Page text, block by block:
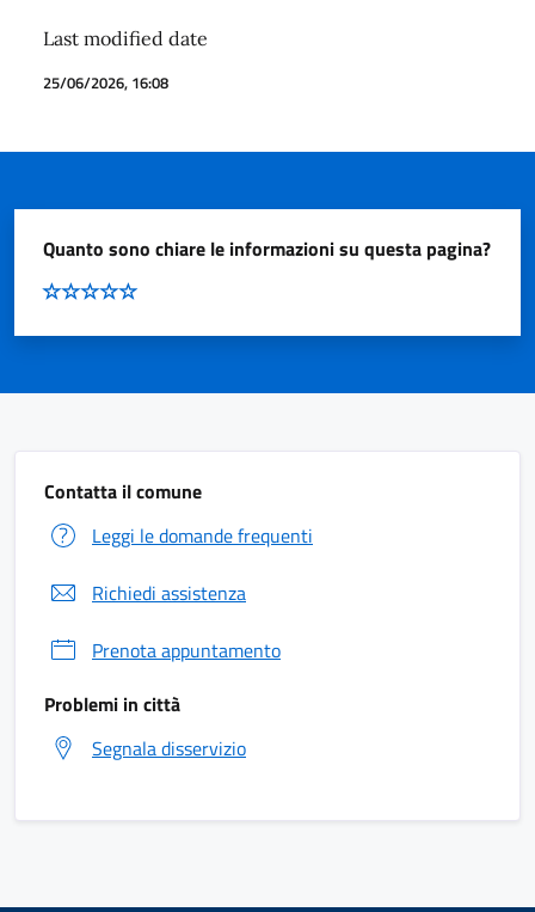
Last modified date
25/06/2026, 16:08
Quanto sono chiare le informazioni su questa pagina?
Contatta il comune
Leggi le domande frequenti
Richiedi assistenza
Prenota appuntamento
Problemi in città
Segnala disservizio